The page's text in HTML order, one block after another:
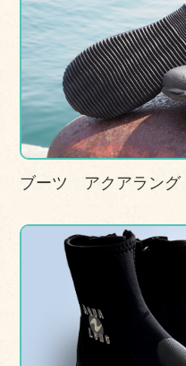
ブーツ アクアラング